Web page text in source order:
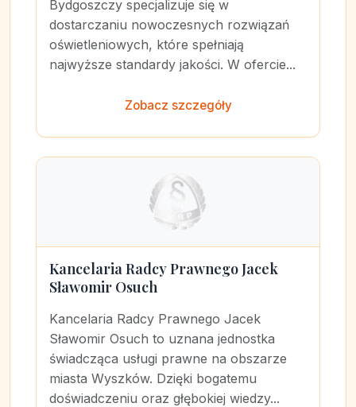
Bydgoszczy specjalizuje się w
dostarczaniu nowoczesnych rozwiązań
oświetleniowych, które spełniają
najwyższe standardy jakości. W ofercie...
Zobacz szczegóły
Kancelaria Radcy Prawnego Jacek
Sławomir Osuch
Kancelaria Radcy Prawnego Jacek
Sławomir Osuch to uznana jednostka
świadcząca usługi prawne na obszarze
miasta Wyszków. Dzięki bogatemu
doświadczeniu oraz głębokiej wiedzy...